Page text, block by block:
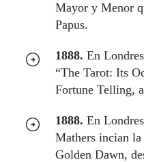
Mayor y Menor
Papus.
1888. En
“The Tarot: Its
Fortune Telling,
1888. En
Mathers incian
Golden Dawn,